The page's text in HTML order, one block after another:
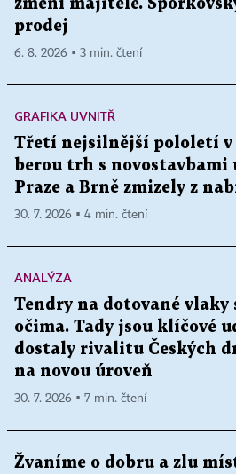
změní majitele.
prodej
6. 8. 2026 ▪ 3 min. čtení
GRAFIKA UVNITŘ
Třetí nejsilnější pololetí v
berou trh s novostavbami
Praze a Brně zmizely z
30. 7. 2026 ▪ 4 min. čtení
ANALÝZA
Tendry na dotované vlaky
očima. Tady jsou klíčové
dostaly rivalitu Českých
na novou úroveň
30. 7. 2026 ▪ 7 min. čtení
Žvaníme o dobru a zlu